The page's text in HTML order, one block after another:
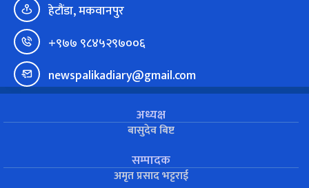
हेटौंडा, मकवानपुर
+९७७ ९८४५२९७००६
newspalikadiary@gmail.com
अध्यक्ष
बासुदेव बिष्ट
सम्पादक
अमृत प्रसाद भट्टराई